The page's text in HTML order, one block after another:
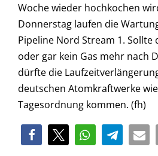
Woche wieder hochkochen
Donnerstag laufen die
Pipeline Nord Stream 1. Sollte
oder gar kein Gas mehr nach
dürfte die
deutschen Atomkraftwerke
Tagesordnung kommen. (fh)